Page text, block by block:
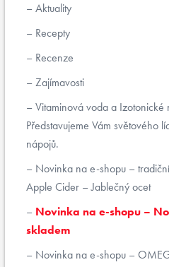
Aktuality
Recepty
Recenze
Zajímavosti
Vitaminová voda a Izotonické
Představujeme Vám světového
nápojů.
Novinka na e-shopu –
Apple Cider – Jablečný ocet
Novinka na e-shopu –
skladem
Novinka na e-shopu –